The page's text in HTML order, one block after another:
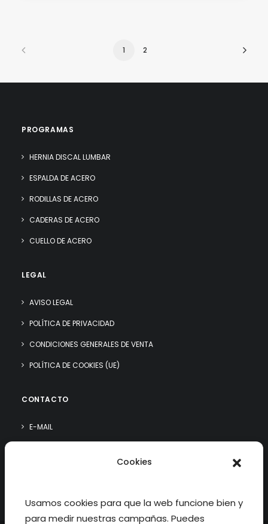
Cookies
Usamos cookies para que la web funcione bien y
para medir nuestras campañas. Puedes
1 2
PROGRAMAS
HERNIA DISCAL LUMBAR
ESPALDA DE ACERO
RODILLAS DE ACERO
CADERAS DE ACERO
CUELLO DE ACERO
LEGAL
AVISO LEGAL
POLÍTICA DE PRIVACIDAD
CONDICIONES GENERALES DE VENTA
POLÍTICA DE COOKIES (UE)
CONTACTO
E-MAIL